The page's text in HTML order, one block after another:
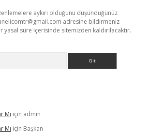
aykırı olduğunu düşündüğünüz
adresine bildirmeniz
yasal süre içerisinde sitemizden kaldırılacaktır.
Mı için admin
Mı için Başkan